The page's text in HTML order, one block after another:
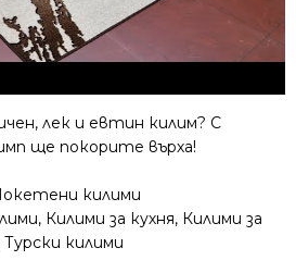
лек и евтин килим? С
ще покорите върха!
килими
, Килими за кухня, Килими за
Турски килими